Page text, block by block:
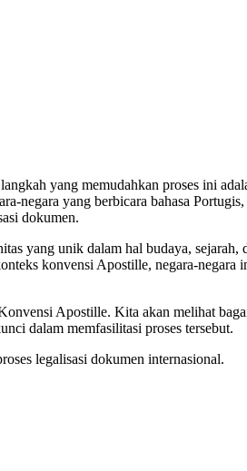
yang memudahkan proses ini
yang berbicara bahasa
dokumen.
yang unik dalam hal budaya,
konvensi Apostille, negara-
Apostille. Kita akan melihat
dalam memfasilitasi proses tersebut.
legalisasi dokumen internasional.